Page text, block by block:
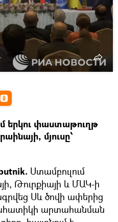
երկու փաստաթուղթ
մյուսը՝
Ստամբուլում
Թուրքիայի և ՄԱԿ-ի
Սև ծովի ափերից
արտահանման